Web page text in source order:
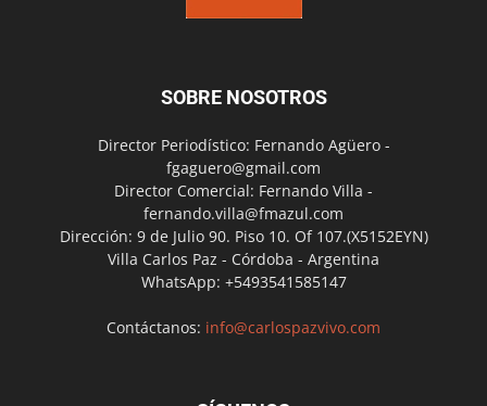
SOBRE NOSOTROS
Director Periodístico: Fernando Agüero -
fgaguero@gmail.com
Director Comercial: Fernando Villa -
fernando.villa@fmazul.com
Dirección: 9 de Julio 90. Piso 10. Of 107.(X5152EYN)
Villa Carlos Paz - Córdoba - Argentina
WhatsApp: +5493541585147
Contáctanos: info@carlospazvivo.com